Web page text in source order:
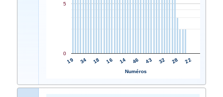
19 34 18 16 14 46 43 32 28 22
0
5
Numéros